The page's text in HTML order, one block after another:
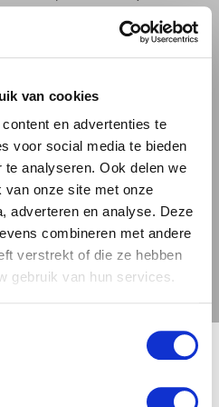
van cookies
en advertenties te
voor social media te bieden
analyseren. Ook delen we
van onze site met onze
adverteren en analyse. Deze
combineren met andere
verstrekt of die ze hebben
gebruik van hun services.
jaren. Troebel van kleur,
tropische hoparoma’s.
(dry-hopped) met
het bier een romige
achtige smaak krijgt.
sinaasappel, ananas |
van een IPA maar
IPA bevat doorgaans
🍺
om deze site te bezoeken.